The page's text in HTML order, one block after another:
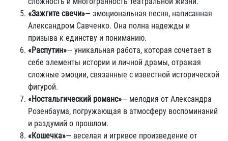
«Зажгите свечи»— эмоциональная песня, написанная
Александром Савченко. Она полна надежды и
призыва к единству и пониманию.
«Распутин»— уникальная работа, которая сочетает в
себе элементы истории и личной драмы, отражая
сложные эмоции, связанные с известной исторической
фигурой.
«Ностальгический романс»— мелодия от Александра
Розенбаума, погружающая в атмосферу воспоминаний
и раздумий о прошлом.
«Кошечка»— веселая и игривое произведение от